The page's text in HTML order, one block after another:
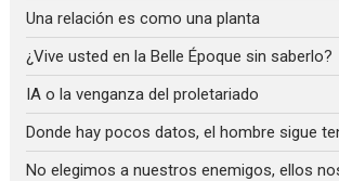
Una relación es como una planta
¿Vive usted en la Belle Époque sin saberlo?
IA o la venganza del proletariado
Donde hay pocos datos, el hombre sigue
No elegimos a nuestros enemigos, ellos